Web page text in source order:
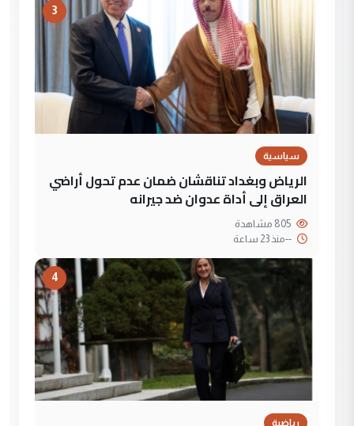
3
سياسية
الرياض وبغداد تناقشان ضمان عدم تحول أراضي
العراق إلى أداة عدوان ضد جيرانه
--منذ 23 ساعة
4
رياضية